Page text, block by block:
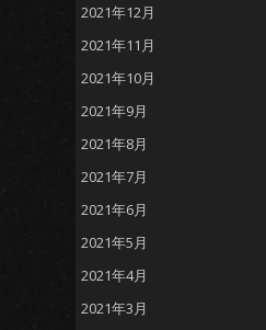
2021年12月
2021年11月
2021年10月
2021年9月
2021年8月
2021年7月
2021年6月
2021年5月
2021年4月
2021年3月